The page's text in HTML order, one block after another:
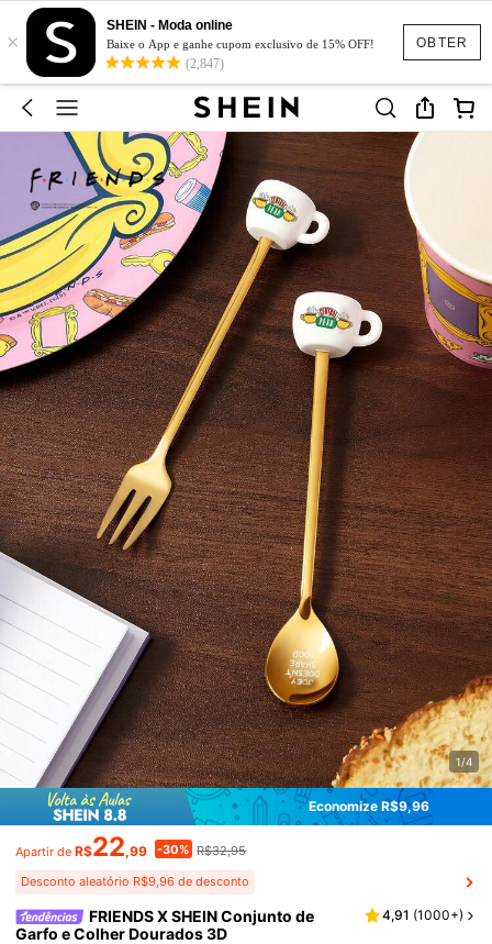
OBTER
×
SHEIN - Moda online
Baixe o App e ganhe cupom exclusivo de 15% OFF!
(2,847)
1/4
Economize R$9,96
Apartir de R$22,99 -30% R$32,95
Desconto aleatório R$9,96 de desconto
FRIENDS X SHEIN Conjunto de
Garfo e Colher Dourados 3D
4,91 (1000+)